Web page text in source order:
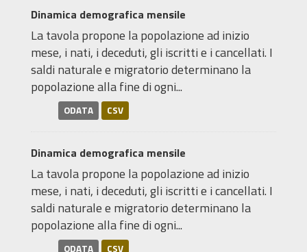
Dinamica demografica mensile
La tavola propone la popolazione ad inizio
mese, i nati, i deceduti, gli iscritti e i cancellati. I
saldi naturale e migratorio determinano la
popolazione alla fine di ogni...
ODATA CSV
Dinamica demografica mensile
La tavola propone la popolazione ad inizio
mese, i nati, i deceduti, gli iscritti e i cancellati. I
saldi naturale e migratorio determinano la
popolazione alla fine di ogni...
ODATA CSV